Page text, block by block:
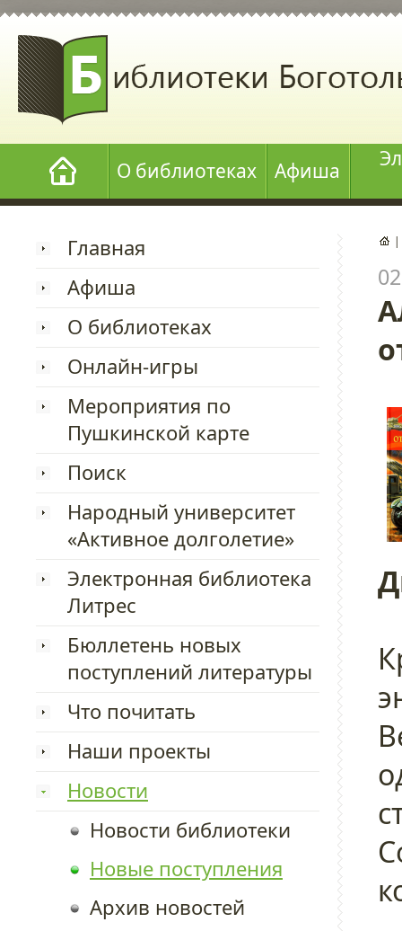
О библиотеках Афиша
Главная
Афиша
О библиотеках
Онлайн-игры
Мероприятия по
Пушкинской карте
Поиск
Народный университет
«Активное долголетие»
Электронная библиотека
Литрес
Бюллетень новых
поступлений литературы
Что почитать
Наши проекты
Новости
Новости библиотеки
Новые поступления
Архив новостей
|